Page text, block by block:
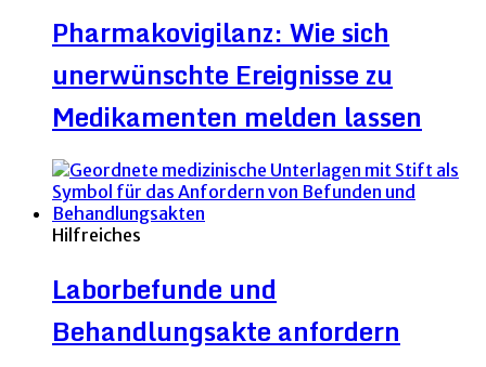
Pharmakovigilanz: Wie sich
unerwünschte Ereignisse zu
Medikamenten melden lassen
Hilfreiches
Laborbefunde und
Behandlungsakte anfordern